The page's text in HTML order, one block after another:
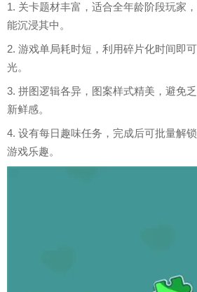
1. 关卡题材丰富，适合全年龄阶段玩家
能沉浸其中。
2. 游戏单局耗时短，利用碎片化时间即
光。
3. 拼图逻辑各异，图案样式精美，避免
新鲜感。
4. 设有每日趣味任务，完成后可批量解
游戏乐趣。